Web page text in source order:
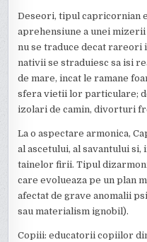
Deseori, tipul capricornian
aprehensiune a unei mizerii
nu se traduce decat rareori
nativii se straduiesc sa isi
de mare, incat le ramane
sfera vietii lor particulare;
izolari de camin, divorturi
La o aspectare armonica,
al ascetului, al savantului
tainelor firii. Tipul
care evolueaza pe un plan
afectat de grave anomalii
sau materialism ignobil).
Copiii: educatorii copiilor